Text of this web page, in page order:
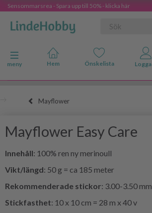
Sensommarsrea - Spara upp till 50% - klicka här
Ändra navigering
meny
Mayflower
Mayflower Easy Care
Innehåll: 100% ren ny merinoull
Vikt/längd: 50 g = ca 185 meter
Rekommenderade stickor: 3.00-3.50 mm
Stickfasthet: 10 x 10 cm = 28 m x 40 v